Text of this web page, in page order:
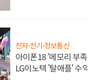
전자·전기·정보통신
아이폰18 '메모리 부
LG이노텍 '탈애플' 수